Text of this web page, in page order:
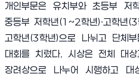
개인부문은 유치부와 초등부 저
중등부 저학년(1~2학년)·고학년(3
고학년(3학년)으로 나뉘고 단체
대회를 치렀다. 시상은 전체 대
장려상으로 나누어 시행하고 대